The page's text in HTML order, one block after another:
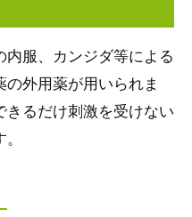
服、カンジダ等による
外用薬が用いられま
るだけ刺激を受けない